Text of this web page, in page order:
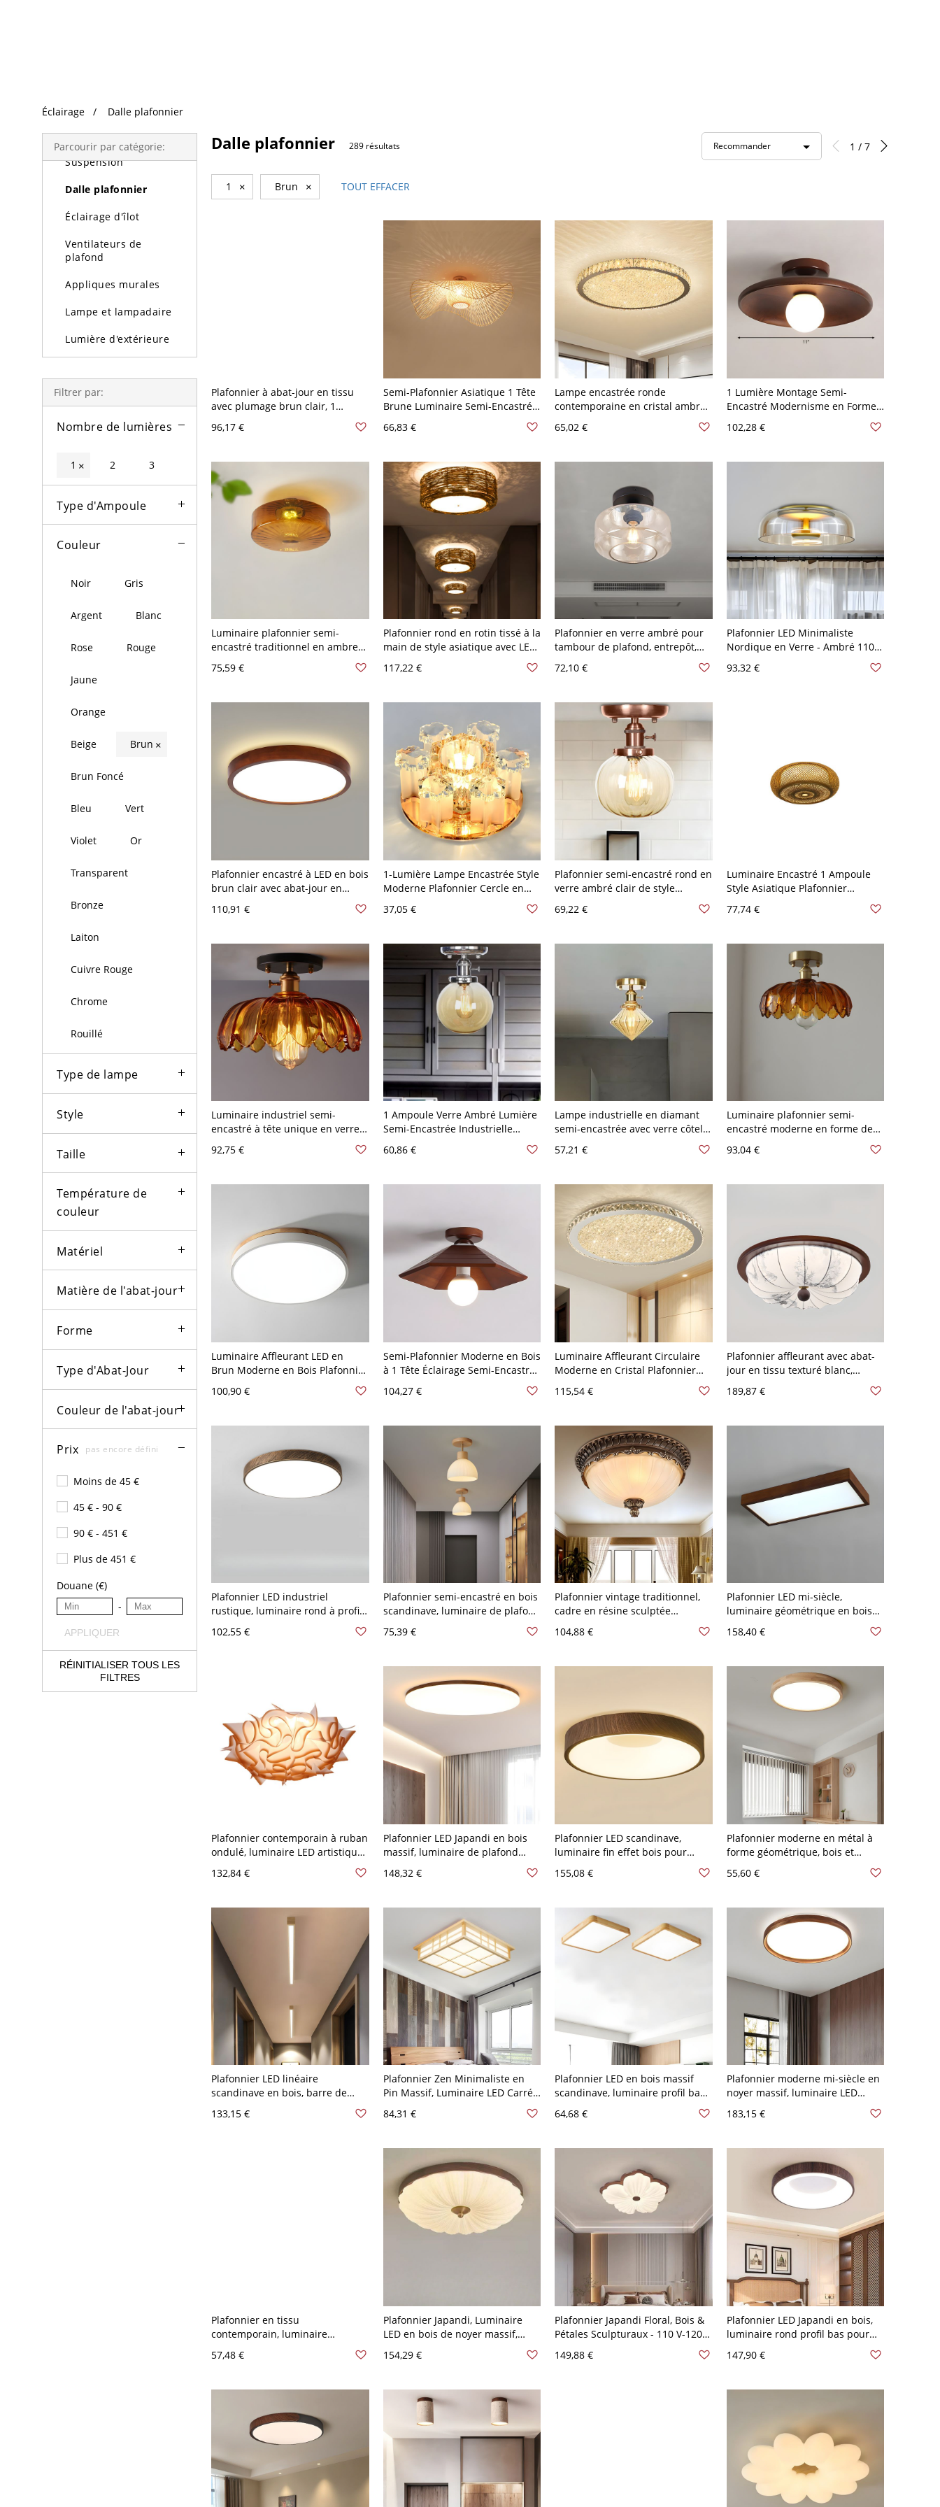
Éclairage Dalle plafonnier
Parcourir par catégorie:
Éclairage
Lustres
Suspension
Dalle plafonnier
Éclairage d'îlot
Ventilateurs de
plafond
Appliques murales
Lampe et lampadaire
Lumière d'extérieure
Filtrer par:
Nombre de lumières
1 × 2 3
Type d'Ampoule
Couleur
Noir Gris
Argent Blanc
Rose Rouge
Jaune
Orange
Beige Brun ×
Brun Foncé
Bleu Vert
Violet Or
Transparent
Bronze
Laiton
Cuivre Rouge
Chrome
Rouillé
Type de lampe
Style
Taille
Température de
couleur
Matériel
Matière de l'abat-jour
Forme
Type d'Abat-Jour
Couleur de l'abat-jour
Prix pas encore défini
Moins de 45 €
45 € - 90 €
90 € - 451 €
Plus de 451 €
Douane (€)
-
APPLIQUER
RÉINITIALISER TOUS LES
FILTRES
Dalle plafonnier 289 résultats Recommander 1 / 7
1 × Brun × TOUT EFFACER
Plafonnier à abat-jour en tissu
avec plumage brun clair, 1
96,17 €
Semi-Plafonnier Asiatique 1 Tête
Brune Luminaire Semi-Encastré
en Rotin de Bambou Design de
Chapeau - Brun 110 V-120 V
66,83 €
Lampe encastrée ronde
contemporaine en cristal ambre
blanche, 8,5" de large
65,02 €
1 Lumière Montage Semi-
Encastré Modernisme en Forme
Plafonnier pour Cuisine - 110 V-
102,28 €
Luminaire plafonnier semi-
encastré traditionnel en ambre
transparent - 110 V-120 V 20,32
75,59 €
Plafonnier rond en rotin tissé à la
main de style asiatique avec LED
117,22 €
Plafonnier en verre ambré pour
tambour de plafond, entrepôt,
lampe de montage encastré pour
couloir à 1 tête en noir
72,10 €
Plafonnier LED Minimaliste
Nordique en Verre - Ambré 110
93,32 €
Plafonnier encastré à LED en bois
brun clair avec abat-jour en
30,48 cm Blanc Rond
110,91 €
1-Lumière Lampe Encastrée Style
Moderne Plafonnier Cercle en
Cristal pour Couloir - Brun Foncé
110 V-120 V Chaud
37,05 €
Plafonnier semi-encastré rond en
verre ambré clair de style
pour chambre à coucher
69,22 €
Luminaire Encastré 1 Ampoule
Style Asiatique Plafonnier
Tambour en Rotin en Brun - Brun
110 V-120 V 40,64 cm
77,74 €
Luminaire industriel semi-
encastré à tête unique en verre
92,75 €
1 Ampoule Verre Ambré Lumière
Semi-Encastrée Industrielle
Chrome Globe Plafonnier Monté
en Corridor
60,86 €
Lampe industrielle en diamant
semi-encastrée avec verre côtelé
57,21 €
Luminaire plafonnier semi-
encastré moderne en forme de
Foncé 110 V-120 V
93,04 €
Luminaire Affleurant LED en
Brun Moderne en Bois Plafonnier
en Acrylique - Rond 110 V-120 V
Blanc Petite Taille
100,90 €
Semi-Plafonnier Moderne en Bois
à 1 Tête Éclairage Semi-Encastré
en Brun - Brun 110 V-120 V Cône
104,27 €
Luminaire Affleurant Circulaire
Moderne en Cristal Plafonnier
120 V 41,91 cm Blanc
115,54 €
Plafonnier affleurant avec abat-
jour en tissu texturé blanc,
41,91 cm
189,87 €
Plafonnier LED industriel
rustique, luminaire rond à profil
bas avec finition bronze vieilli -
110 V-120 V 22,86 cm Blanc
102,55 €
Plafonnier semi-encastré en bois
scandinave, luminaire de plafond
couloir, chambre, entrée - 110 V-
75,39 €
Plafonnier vintage traditionnel,
cadre en résine sculptée
verre dépoli - 110 V-120 V Café
104,88 €
Plafonnier LED mi-siècle,
luminaire géométrique en bois
158,40 €
Plafonnier contemporain à ruban
ondulé, luminaire LED artistique
créatif pour chambre - 110 V-120
V Café
132,84 €
Plafonnier LED Japandi en bois
massif, luminaire de plafond
chambre - Rond 110 V-120 V
148,32 €
Plafonnier LED scandinave,
luminaire fin effet bois pour
plafonds bas - 110 V-120 V Rond
petit Blanc
155,08 €
Plafonnier moderne en métal à
forme géométrique, bois et
pour salon - 110 V-120 V 22,86 cm
55,60 €
Plafonnier LED linéaire
scandinave en bois, barre de
acrylique - 110 V-120 V 120,65 cm
133,15 €
Plafonnier Zen Minimaliste en
Pin Massif, Luminaire LED Carré
avec Design de Grille Shoji - 110
V-120 V 35,56 cm Blanc
84,31 €
Plafonnier LED en bois massif
scandinave, luminaire profil bas
30,48 cm Blanc
64,68 €
Plafonnier moderne mi-siècle en
noyer massif, luminaire LED
carré avec grain de bois naturel -
110 V-120 V 30,48 cm Blanc
183,15 €
Plafonnier en tissu
contemporain, luminaire
couloir - Café 110 V-120 V Rond
57,48 €
Plafonnier Japandi, Luminaire
LED en bois de noyer massif,
Lampe de chambre à coucher à
CRI élevé - 110 V-120 V Gradation
154,29 €
Plafonnier Japandi Floral, Bois &
Pétales Sculpturaux - 110 V-120 V
149,88 €
Plafonnier LED Japandi en bois,
luminaire rond profil bas pour
30,48 cm Gradation à trois
147,90 €